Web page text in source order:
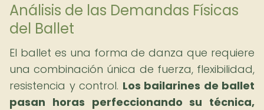
Análisis de las Demandas Físicas
del Ballet
El ballet es una forma de danza que requiere
una combinación única de fuerza, flexibilidad,
resistencia y control. Los bailarines de ballet
pasan horas perfeccionando su técnica,